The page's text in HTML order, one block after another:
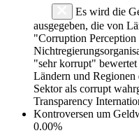
Es wird die
ausgegeben, die von
"Corruption
"sehr korrupt"
Ländern und
Sektor als corrupt
Transparency
Kontroversen um
0.00%